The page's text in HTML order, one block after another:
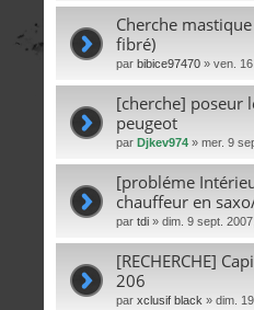
Cherche
fibré)
par bibice97470 » ven.
[cherche] poseur
peugeot
par Djkev974 » mer. 9
[probléme
chauffeur en
par tdi » dim. 9 sept.
[RECHERCHE]
206
par xclusif black » dim.